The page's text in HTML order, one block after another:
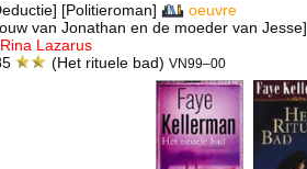
[Politieroman]
oeuvre
van Jonathan en de moeder van Jesse]
Lazarus
(Het rituele bad) VN99–00